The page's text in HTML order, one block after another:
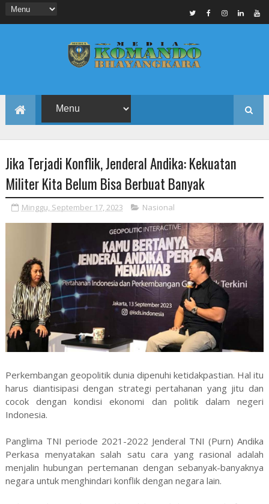
Jika Terjadi Konflik, Jenderal Andika: Kekuatan
Militer Kita Belum Bisa Berbuat Banyak
Minggu, September 17, 2023 Nasional
Perkembangan geopolitik dunia dipenuhi ketidakpastian. Hal itu
harus diantisipasi dengan strategi pertahanan yang jitu dan
cocok dengan kondisi ekonomi dan politik dalam negeri
Indonesia.
Panglima TNI periode 2021-2022 Jenderal TNI (Purn) Andika
Perkasa menyatakan salah satu cara yang rasional adalah
menjalin hubungan pertemanan dengan sebanyak-banyaknya
negara untuk menghindari konflik dengan negara lain.